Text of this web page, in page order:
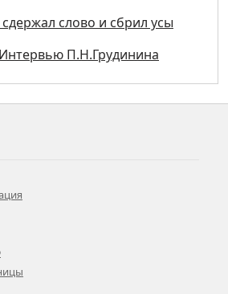
слово и сбрил усы
П.Н.Грудинина